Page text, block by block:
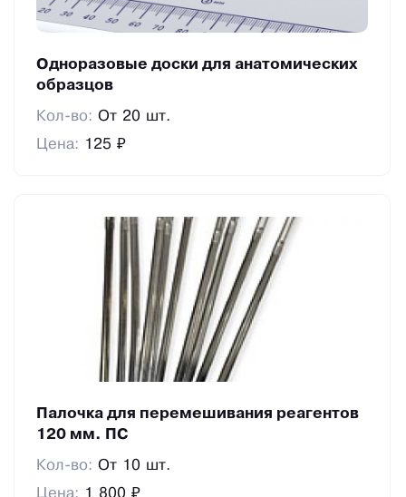
Одноразовые доски для анатомических
образцов
Кол-во:От 20 шт.
Цена: 125 ₽
Палочка для перемешивания реагентов
120 мм. ПС
Кол-во:От 10 шт.
Цена: 1 800 ₽